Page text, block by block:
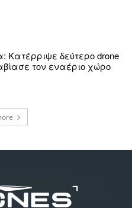
Κατέρριψε δεύτερο drone
τον εναέριο χώρο